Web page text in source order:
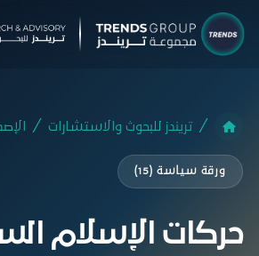
تريندز للبحوث والاستشارات
ورقة سياسة (15)
حركات الإسلام